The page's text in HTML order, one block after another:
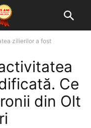
zilierilor a fost
Ce
din Olt